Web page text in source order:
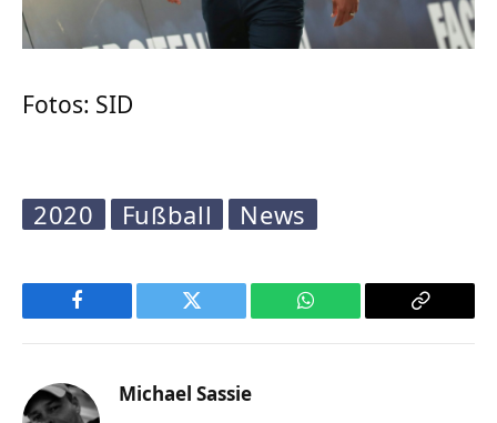
Fotos: SID
2020 Fußball News
Facebook Twitter WhatsApp
Copy
Michael Sassie